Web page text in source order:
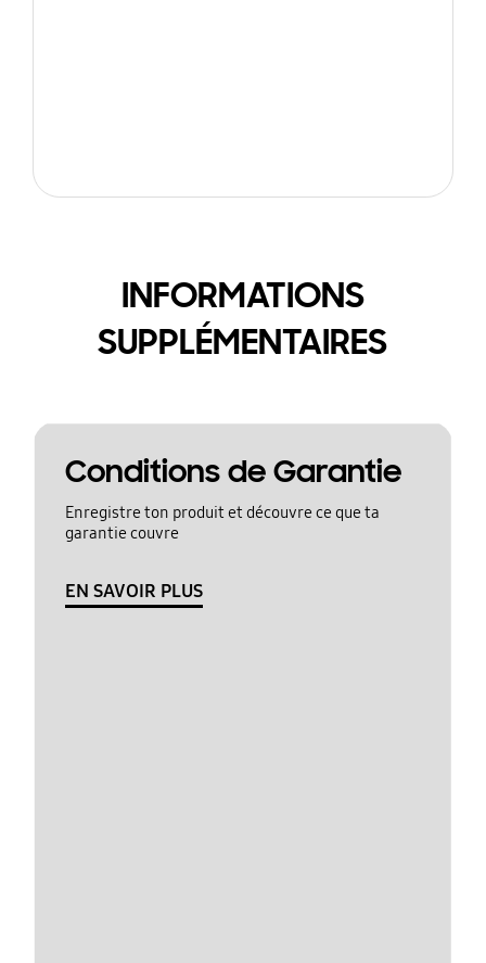
INFORMATIONS
SUPPLÉMENTAIRES
Conditions de Garantie
Enregistre ton produit et découvre ce que ta
garantie couvre
EN SAVOIR PLUS